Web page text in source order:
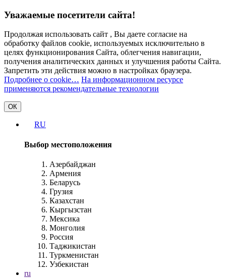
Уважаемые посетители сайта!
Продолжая использовать сайт , Вы даете согласие на
обработку файлов cookie, используемых исключительно в
целях функционирования Сайта, облегчения навигации,
получения аналитических данных и улучшения работы Сайта.
Запретить эти действия можно в настройках браузера.
Подробнее о cookie… На информационном ресурсе
применяются рекомендательные технологии
ОК
RU
Выбор местоположения
Азербайджан
Армения
Беларусь
Грузия
Казахстан
Кыргызстан
Мексика
Монголия
Россия
Таджикистан
Туркменистан
Узбекистан
ru